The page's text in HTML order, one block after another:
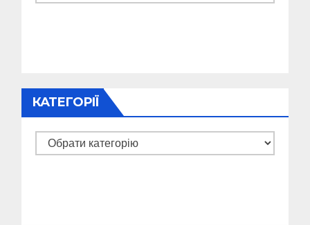
КАТЕГОРІЇ
Категорії